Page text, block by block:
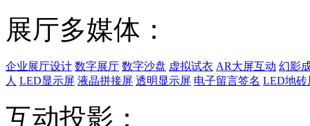
展厅多媒体：
企业展厅设计 数字展厅 数字沙盘 虚拟试衣 AR大屏互动 幻影
人 LED显示屏 液晶拼接屏 透明显示屏 电子留言签名 LED地砖
互动投影：